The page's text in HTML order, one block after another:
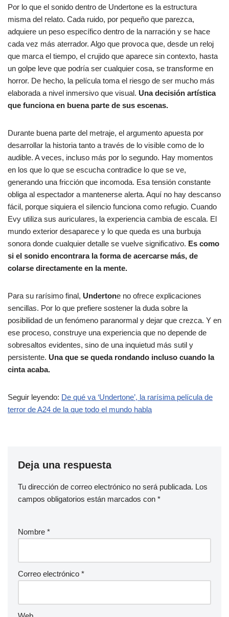
Por lo que el sonido dentro de Undertone es la estructura
misma del relato. Cada ruido, por pequeño que parezca,
adquiere un peso específico dentro de la narración y se hace
cada vez más aterrador. Algo que provoca que, desde un reloj
que marca el tiempo, el crujido que aparece sin contexto, hasta
un golpe leve que podría ser cualquier cosa, se transforme en
horror. De hecho, la película toma el riesgo de ser mucho más
elaborada a nivel inmersivo que visual. Una decisión artística
que funciona en buena parte de sus escenas.
Durante buena parte del metraje, el argumento apuesta por
desarrollar la historia tanto a través de lo visible como de lo
audible. A veces, incluso más por lo segundo. Hay momentos
en los que lo que se escucha contradice lo que se ve,
generando una fricción que incomoda. Esa tensión constante
obliga al espectador a mantenerse alerta. Aquí no hay descanso
fácil, porque siquiera el silencio funciona como refugio. Cuando
Evy utiliza sus auriculares, la experiencia cambia de escala. El
mundo exterior desaparece y lo que queda es una burbuja
sonora donde cualquier detalle se vuelve significativo. Es como
si el sonido encontrara la forma de acercarse más, de
colarse directamente en la mente.
Para su rarísimo final, Undertone no ofrece explicaciones
sencillas. Por lo que prefiere sostener la duda sobre la
posibilidad de un fenómeno paranormal y dejar que crezca. Y en
ese proceso, construye una experiencia que no depende de
sobresaltos evidentes, sino de una inquietud más sutil y
persistente. Una que se queda rondando incluso cuando la
cinta acaba.
Seguir leyendo: De qué va ‘Undertone’, la rarísima película de
terror de A24 de la que todo el mundo habla
Deja una respuesta
Tu dirección de correo electrónico no será publicada. Los
campos obligatorios están marcados con *
Nombre *
Correo electrónico *